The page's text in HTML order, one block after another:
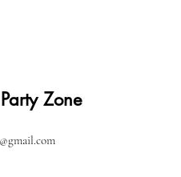
Zone